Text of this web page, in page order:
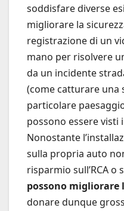
soddisfare diverse
migliorare la
registrazione di un
mano per risolvere
da un incidente
(come catturare una
particolare
possono essere visti
Nonostante
sulla propria auto
risparmio sull’RCA o
possono migliorare
donare dunque